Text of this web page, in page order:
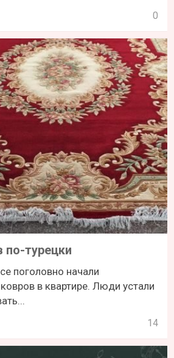
0
по-турецки
поголовно начали
в квартире. Люди устали
14